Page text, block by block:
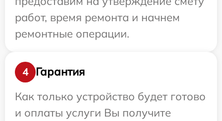
работ, время ремонта и начнем
ремонтные операции.
4
Гарантия
Как только устройство будет готово
и оплаты услуги Вы получите